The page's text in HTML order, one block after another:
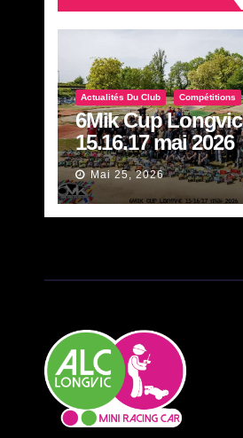
Actualités Du Club Compétitions
6Mik Cup Longvic
15.16.17 mai 2026
Mai 25, 2026